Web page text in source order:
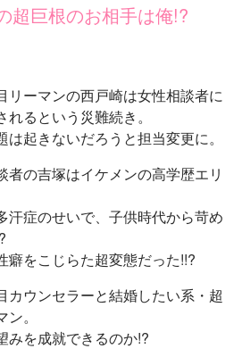
超巨根のお相手は俺!?
リーマンの西戸崎は女性相談者に
るという災難続き。
起きないだろうと担当変更に。
者の吉塚はイケメンの高学歴エリ
汗症のせいで、子供時代から苛め
癖をこじらた超変態だった!!?
カウンセラーと結婚したい系・超
。
みを成就できるのか!?